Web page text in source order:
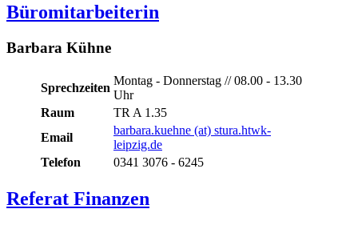
Büromitarbeiterin
Barbara Kühne
Sprechzeiten
Montag - Donnerstag // 08.00 - 13.30
Uhr
Raum
TR A 1.35
Email
barbara.kuehne (at) stura.htwk-
leipzig.de
Telefon
0341 3076 - 6245
Referat Finanzen